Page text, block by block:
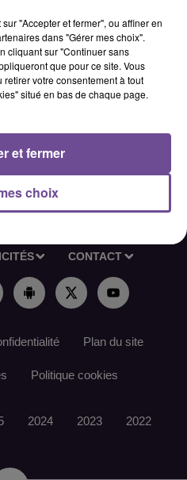
soir en été. Vos missions :
Préparation des
des clients. Deux
de travail 35h / semaine.
CONTACT
Plan du site
Politique cookies
2024 2023 2022
"Accepter et fermer", ou affiner en
dans "Gérer mes choix".
cliquant sur "Continuer sans
que pour ce site. Vous
votre consentement à tout
situé en bas de chaque page.
choix
et fermer